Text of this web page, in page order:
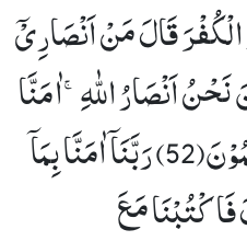
قَالَ مَنْ اَنْصَارِیْۤ
نَحْنُ اَنْصَارُ اللّٰهِۚ-اٰمَنَّا
بِاللّٰهِۚ-وَ اشْهَدْ بِاَنَّا مُسْلِمُوْنَ(52) رَبَّنَاۤ اٰمَنَّا بِمَاۤ
مَعَ